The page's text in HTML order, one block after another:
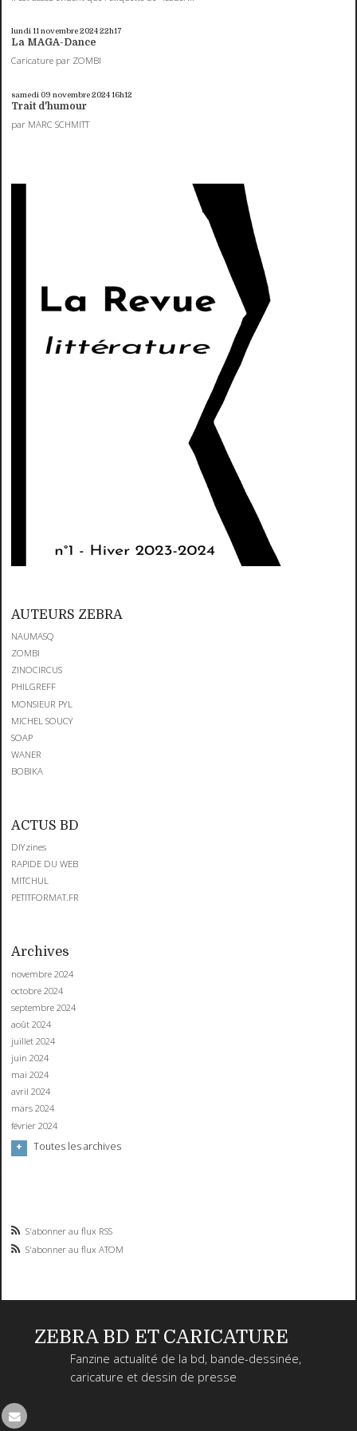
lundi 11novembre 202422h17
La MAGA-Dance
Caricature par ZOMBI
samedi 09 novembre 202416h12
Trait d'humour
par MARC SCHMITT
AUTEURS ZEBRA
NAUMASQ
ZOMBI
ZINOCIRCUS
PHILGREFF
MONSIEUR PYL
MICHEL SOUCY
SOAP
WANER
BOBIKA
ACTUS BD
DIYzines
RAPIDE DU WEB
MITCHUL
PETITFORMAT.FR
Archives
novembre 2024
octobre 2024
septembre 2024
août 2024
juillet 2024
juin 2024
mai 2024
avril 2024
mars 2024
février 2024
Toutes les archives
S'abonner au flux RSS
S'abonner au flux ATOM
ZEBRA BD ET CARICATURE
Fanzine actualité de la bd, bande-dessinée,
caricature et dessin de presse